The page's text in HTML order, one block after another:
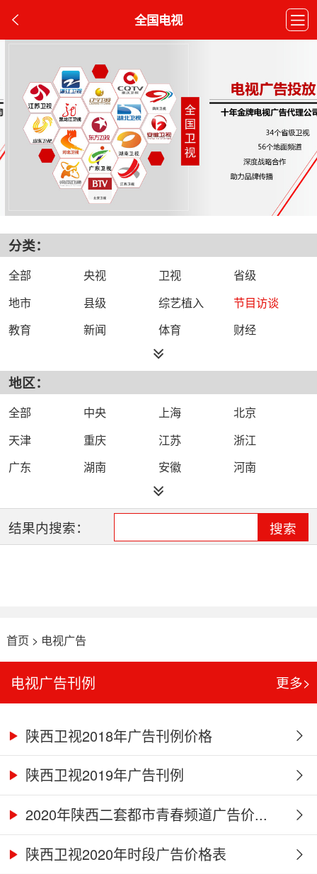
全国电视
分类：
全部 央视 卫视
省级
地市
县级 综艺植入
节目访谈
教育
新闻 体育
财经
科技
都市
文化
文艺 娱乐
影视
电影
生活 电视剧
综合
时尚
民生 IPTV智能电视
数字电视
站）
地区：
全部 中央 上海
北京
天津
重庆 江苏
浙江
广东
湖南 安徽
河南
四川
辽宁
山西
海南 陕西
甘肃
结果内搜索： 搜索
首页 > 电视广告
电视广告刊例 更多>
陕西卫视2018年广告刊例价格
陕西卫视2019年广告刊例
2020年陕西二套都市青春频道广告价...
陕西卫视2020年时段广告价格表